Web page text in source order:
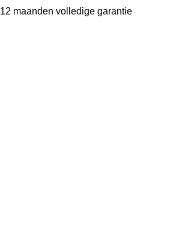
12 maanden volledige garantie